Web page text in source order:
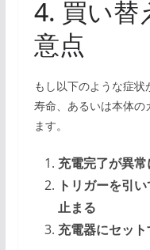
4. 買い替
意点
もし以下のような症
寿命、あるいは本体
ます。
充電完了が異常
トリガーを引
止まる
充電器にセッ